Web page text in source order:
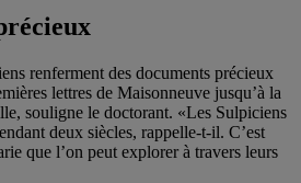
renferment des documents précieux
lettres de Maisonneuve jusqu’à la
souligne le doctorant. «Les Sulpiciens
deux siècles, rappelle-t-il. C’est
que l’on peut explorer à travers leurs